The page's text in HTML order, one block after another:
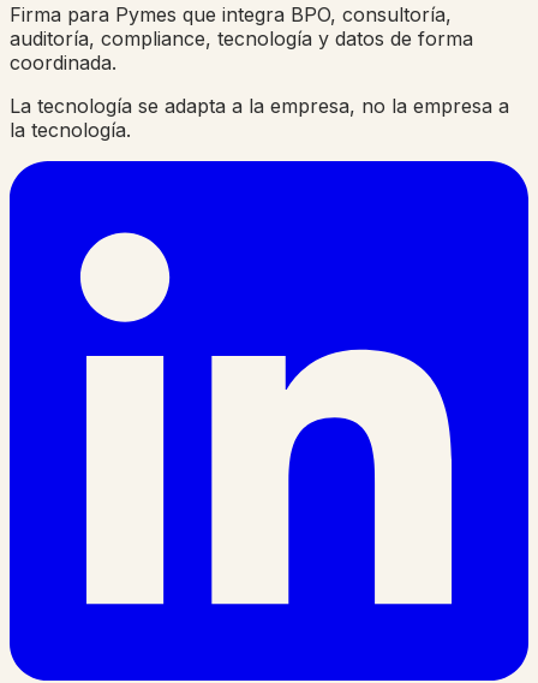
Firma para Pymes que integra BPO, consultoría,
auditoría, compliance, tecnología y datos de forma
coordinada.
La tecnología se adapta a la empresa, no la empresa a
la tecnología.